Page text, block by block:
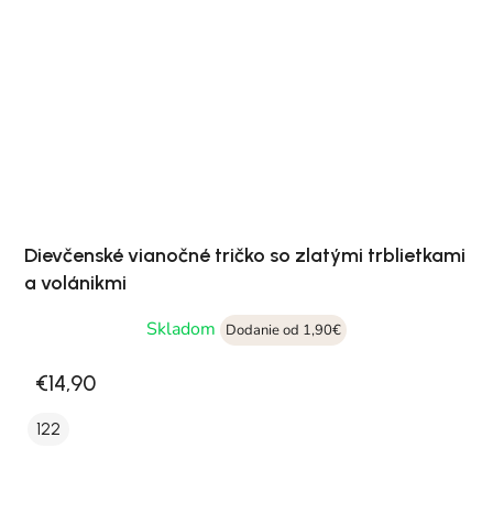
Dievčenské vianočné tričko so zlatými trblietkami
a volánikmi
Skladom
Dodanie od 1,90€
€14,90
122